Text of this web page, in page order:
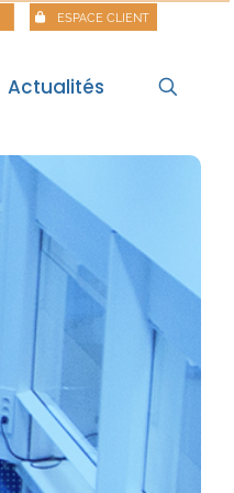
ESPACE CLIENT
Actualités